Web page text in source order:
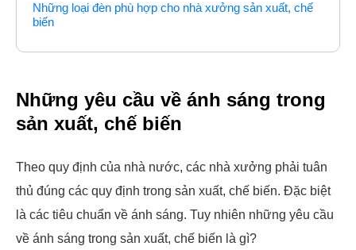
Những loại đèn phù hợp cho nhà xưởng sản xuất, chế
biến
Những yêu cầu về ánh sáng trong
sản xuất, chế biến
Theo quy định của nhà nước, các nhà xưởng phải tuân
thủ đúng các quy định trong sản xuất, chế biến. Đặc biệt
là các tiêu chuẩn về ánh sáng. Tuy nhiên những yêu cầu
về ánh sáng trong sản xuất, chế biến là gì?